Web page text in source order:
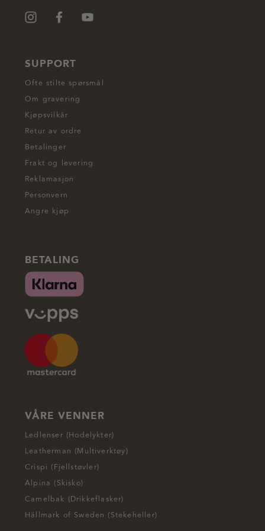
SUPPORT
Ofte stilte spørsmål
Om gravering
Kjøpsvilkår
Retur av ordre
Betalinger
Frakt og levering
Reklamasjon
Personvern
Angre kjøp
BETALING
VÅRE VENNER
Ledlenser (Hodelykter)
Leatherman (Multiverktøy)
Crispi (Fjellstøvler)
Alpina (Skisko)
Camelbak (Drikkeflasker)
Hällmark of Sweden (Stekeheller)